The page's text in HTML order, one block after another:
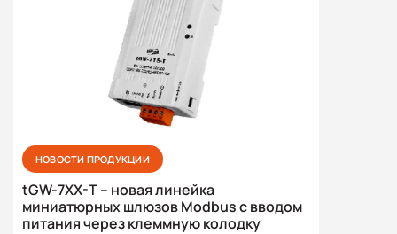
НОВОСТИ ПРОДУКЦИИ
tGW-7XX-T – новая линейка
миниатюрных шлюзов Modbus с вводом
питания через клеммную колодку